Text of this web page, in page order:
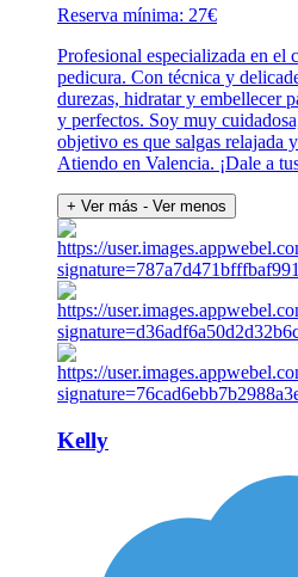
Reserva mínima: 27€
Profesional especializada en el
pedicura. Con técnica y
durezas, hidratar y embellecer
y perfectos. Soy muy
objetivo es que salgas relajada
Atiendo en Valencia. ¡Dale a
+ Ver más - Ver menos
Kelly